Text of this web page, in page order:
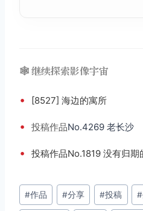
🕸️ 继续探索影像宇宙
• [8527] 海边的寓所
• 投稿作品No.4269 老长沙
• 投稿作品No.1819 没有归期
文
章
#作品 #分享 #投稿 #